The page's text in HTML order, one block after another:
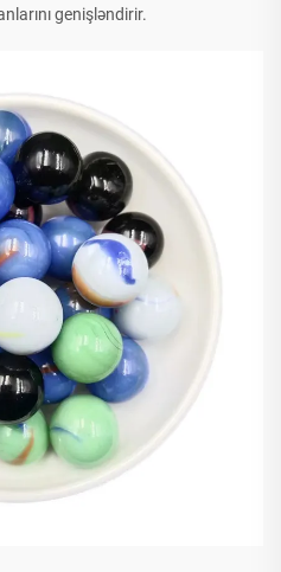
genişləndirir.